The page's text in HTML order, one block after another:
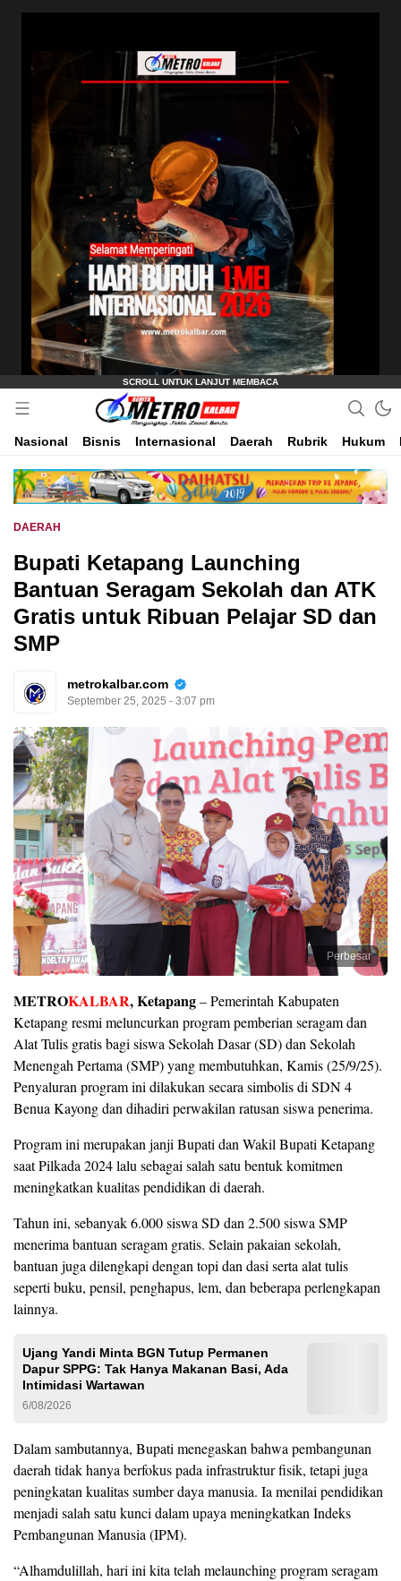
Metro Kalbar
Inspirasi Untuk Negeri
Nasional Bisnis Internasional Daerah Rubrik Hukum
DAERAH
Bupati Ketapang Launching
Bantuan Seragam Sekolah dan ATK
Gratis untuk Ribuan Pelajar SD dan
SMP
metrokalbar.com
September 25, 2025 - 3:07 pm
Perbesar
METROKALBAR, Ketapang– Pemerintah Kabupaten
Ketapang resmi meluncurkan program pemberian seragam dan
Alat Tulis gratis bagi siswa Sekolah Dasar (SD) dan Sekolah
Menengah Pertama (SMP) yang membutuhkan, Kamis (25/9/25).
Penyaluran program ini dilakukan secara simbolis di SDN 4
Benua Kayong dan dihadiri perwakilan ratusan siswa penerima.
Program ini merupakan janji Bupati dan Wakil Bupati Ketapang
saat Pilkada 2024 lalu sebagai salah satu bentuk komitmen
meningkatkan kualitas pendidikan di daerah.
Tahun ini, sebanyak 6.000 siswa SD dan 2.500 siswa SMP
menerima bantuan seragam gratis. Selain pakaian sekolah,
bantuan juga dilengkapi dengan topi dan dasi serta alat tulis
seperti buku, pensil, penghapus, lem, dan beberapa perlengkapan
lainnya.
Ujang Yandi Minta BGN Tutup Permanen
Dapur SPPG: Tak Hanya Makanan Basi, Ada
Intimidasi Wartawan
6/08/2026
Dalam sambutannya, Bupati menegaskan bahwa pembangunan
daerah tidak hanya berfokus pada infrastruktur fisik, tetapi juga
peningkatan kualitas sumber daya manusia. Ia menilai pendidikan
menjadi salah satu kunci dalam upaya meningkatkan Indeks
Pembangunan Manusia (IPM).
“Alhamdulillah, hari ini kita telah melaunching program seragam